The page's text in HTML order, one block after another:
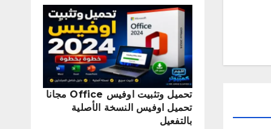
تحميل وتثبيت اوفيس Office مجانا
تحميل اوفيس النسخة الأصلية
بالتفعيل